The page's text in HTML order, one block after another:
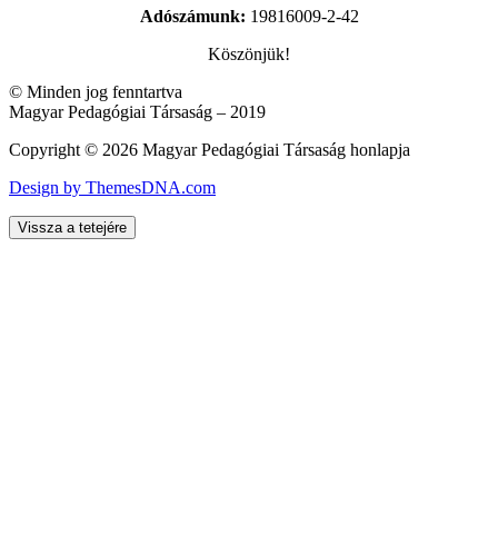
Adószámunk: 19816009-2-42
Köszönjük!
© Minden jog fenntartva
Magyar Pedagógiai Társaság – 2019
Copyright © 2026 Magyar Pedagógiai Társaság honlapja
Design by ThemesDNA.com
Vissza a tetejére